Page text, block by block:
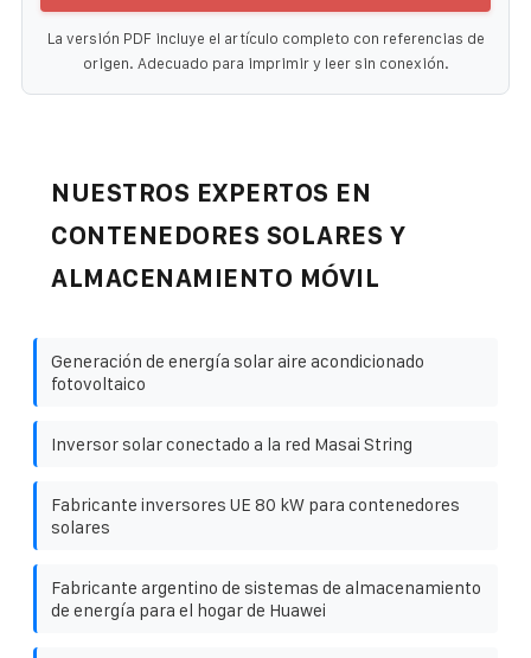
La versión PDF incluye el artículo completo con referencias de
origen. Adecuado para imprimir y leer sin conexión.
NUESTROS EXPERTOS EN
CONTENEDORES SOLARES Y
ALMACENAMIENTO MÓVIL
Generación de energía solar aire acondicionado
fotovoltaico
Inversor solar conectado a la red Masai String
Fabricante inversores UE 80 kW para contenedores
solares
Fabricante argentino de sistemas de almacenamiento
de energía para el hogar de Huawei